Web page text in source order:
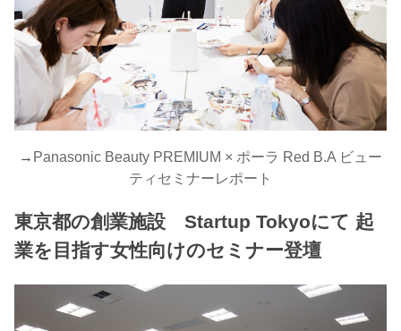
→ Panasonic Beauty PREMIUM × ポーラ Red B.A ビュー
ティセミナーレポート
東京都の創業施設 Startup Tokyoにて 起
業を目指す女性向けのセミナー登壇